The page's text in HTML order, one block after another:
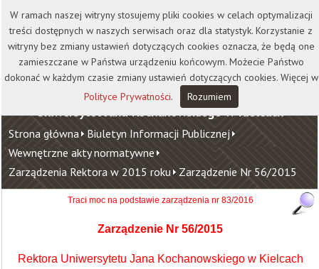
Kontakt Biblioteka
Wydawnictwo
Wirtualna Uczelnia
Uniwersytet Jana Kochanowskiego w Kielcach
Strona główna Biuletyn Informacji Publicznej
Wewnętrzne akty normatywne
Zarządzenia Rektora w 2015 roku Zarządzenie Nr 56/2015
Traci moc na podstawie zarządzenia nr 83/2016
Zarządzenie Nr 56/2015
Rektora Uniwersytetu Jana Kochanowskiego w Kielcach
W ramach naszej witryny stosujemy pliki cookies w celach optymalizacji
treści dostępnych w naszych serwisach oraz dla statystyk. Korzystanie z
witryny bez zmiany ustawień dotyczących cookies oznacza, że będą one
zamieszczane w Państwa urządzeniu końcowym. Możecie Państwo
dokonać w każdym czasie zmiany ustawień dotyczących cookies. Więcej w
Polityce Prywatności. Rozumiem